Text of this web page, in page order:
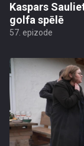
Kaspars
golfa spēlē
57. epizode